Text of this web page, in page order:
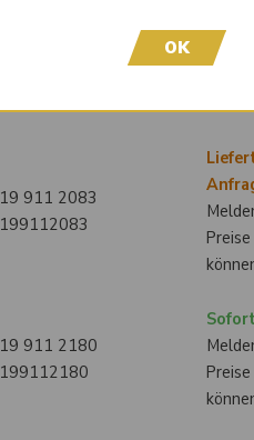
19 911 2083
199112083
19 911 2180
199112180
OK